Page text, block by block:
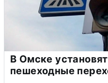
В Омске
пешеходные